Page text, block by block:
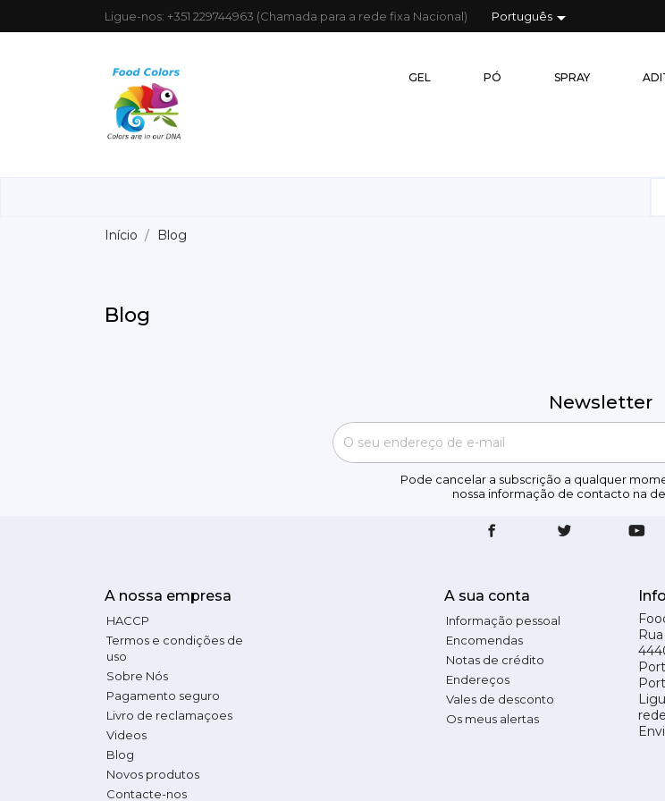
Ligue-nos: +351 229744963 (Chamada para a rede fixa Nacional) Português
GEL PÓ SPRAY
Início Blog
Blog
Newsletter
Pode cancelar a subscrição a qualquer
nossa informação de contacto na
A nossa empresa
HACCP
Termos e condições de
uso
Sobre Nós
Pagamento seguro
Livro de reclamaçoes
Videos
Blog
Novos produtos
Contacte-nos
A sua conta
Informação pessoal
Encomendas
Notas de crédito
Endereços
Vales de desconto
Os meus alertas